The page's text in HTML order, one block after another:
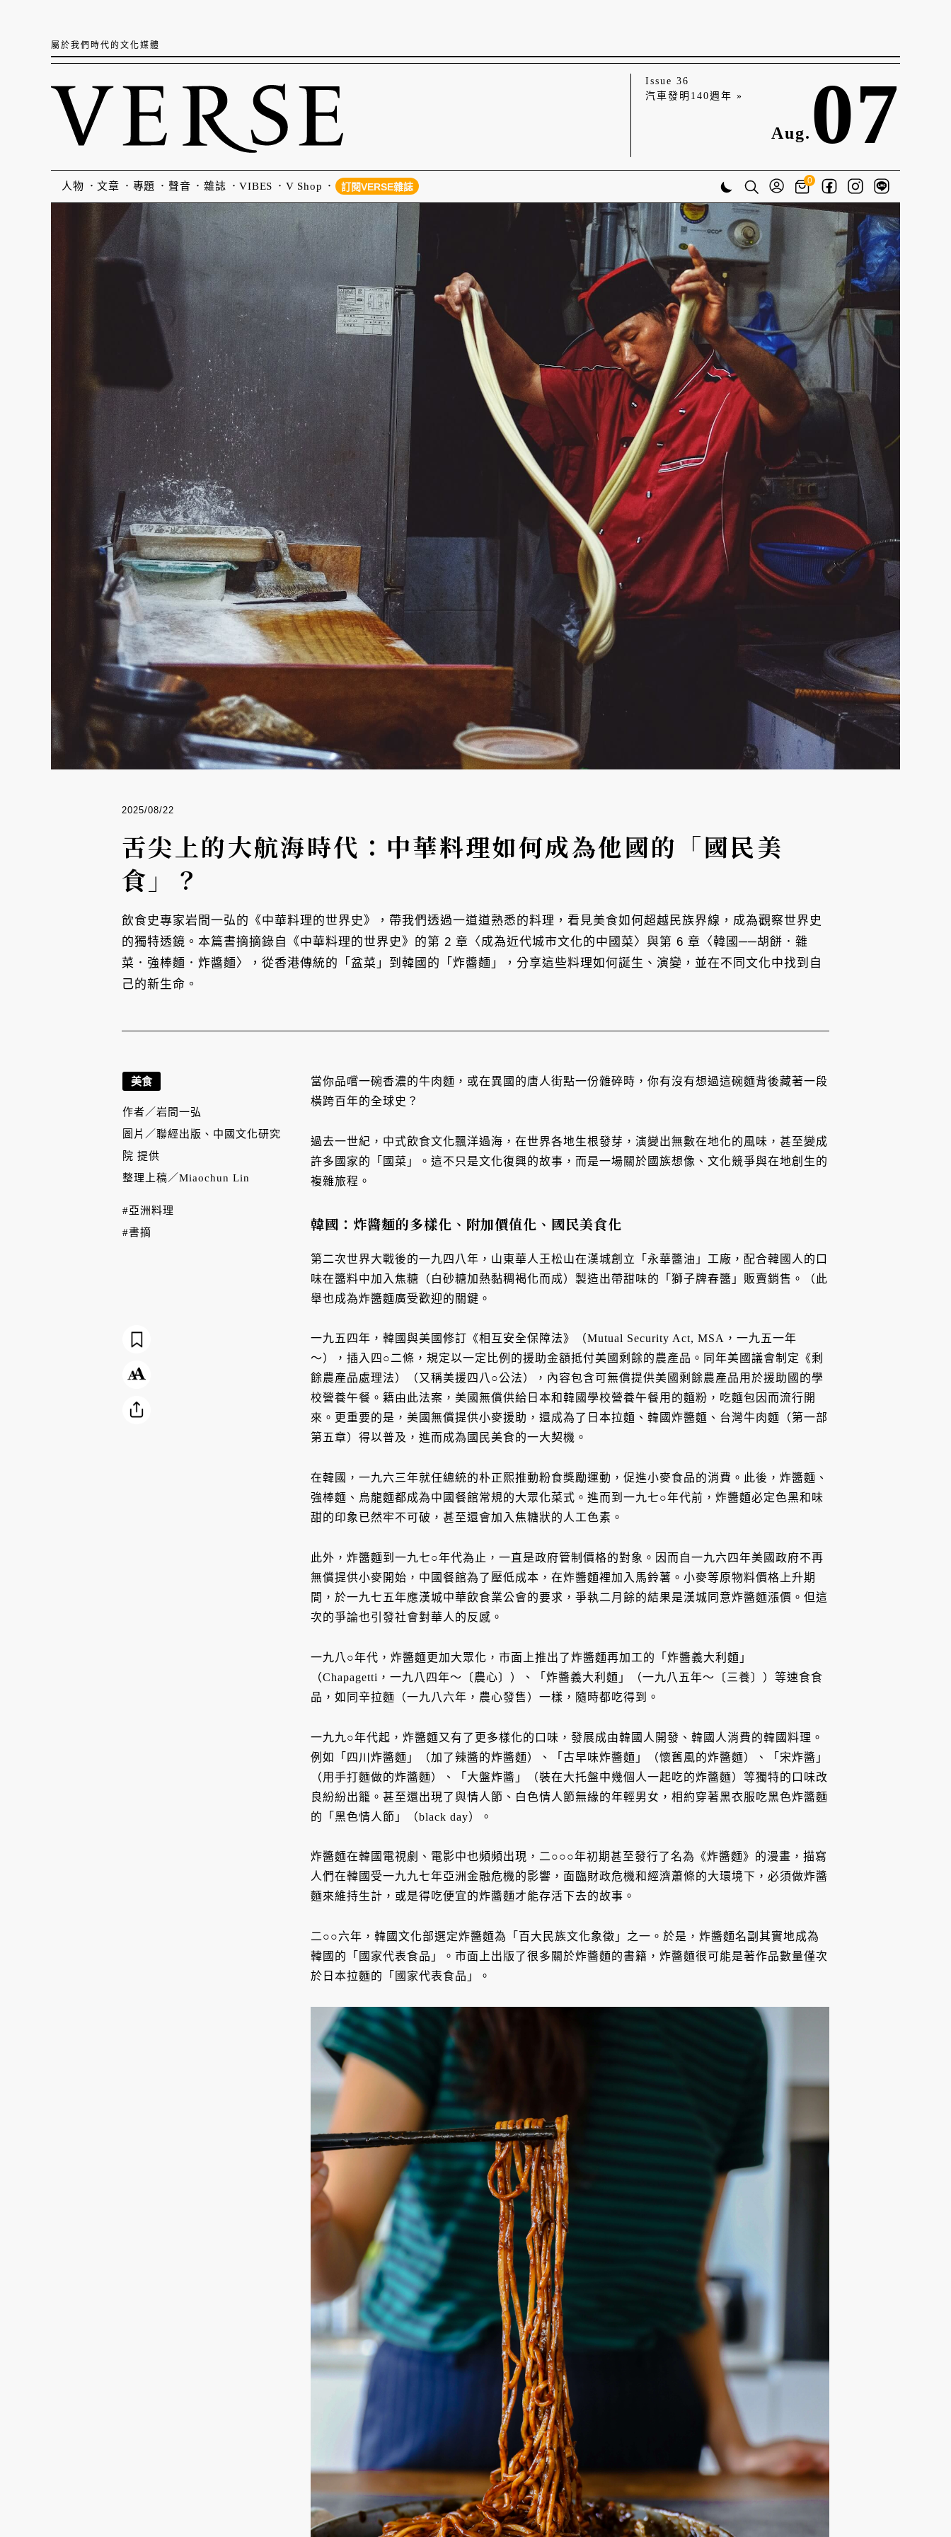
屬於我們時代的文化媒體
Issue 36
汽車發明140週年 »
Aug. 07
人物 文章 專題 聲音 雜誌 VIBES V Shop 訂閱VERSE雜誌
0
2025/08/22
舌尖上的大航海時代：中華料理如何成為他國的「國民美
食」？
飲食史專家岩間一弘的《中華料理的世界史》，帶我們透過一道道熟悉的料理，看見美食如何超越民族界線，成為觀察世界史
的獨特透鏡。本篇書摘摘錄自《中華料理的世界史》的第 2 章〈成為近代城市文化的中國菜〉與第 6 章〈韓國──胡餅．雜
菜．強棒麵．炸醬麵〉，從香港傳統的「盆菜」到韓國的「炸醬麵」，分享這些料理如何誕生、演變，並在不同文化中找到自
己的新生命。
當你品嚐一碗香濃的牛肉麵，或在異國的唐人街點一份雜碎時，你有沒有想過這碗麵背後藏著一段
橫跨百年的全球史？
過去一世紀，中式飲食文化飄洋過海，在世界各地生根發芽，演變出無數在地化的風味，甚至變成
許多國家的「國菜」。這不只是文化復興的故事，而是一場關於國族想像、文化競爭與在地創生的
複雜旅程。
韓國：炸醬麵的多樣化、附加價值化、國民美食化
第二次世界大戰後的一九四八年，山東華人王松山在漢城創立「永華醬油」工廠，配合韓國人的口
味在醬料中加入焦糖（白砂糖加熱黏稠褐化而成）製造出帶甜味的「獅子牌春醬」販賣銷售。（此
舉也成為炸醬麵廣受歡迎的關鍵。
一九五四年，韓國與美國修訂《相互安全保障法》（Mutual Security Act, MSA，一九五一年
～），插入四○二條，規定以一定比例的援助金額抵付美國剩餘的農產品。同年美國議會制定《剩
餘農產品處理法）（又稱美援四八○公法），內容包含可無償提供美國剩餘農產品用於援助國的學
校營養午餐。籍由此法案，美國無償供給日本和韓國學校營養午餐用的麵粉，吃麵包因而流行開
來。更重要的是，美國無償提供小麥援助，還成為了日本拉麵、韓國炸醬麵、台灣牛肉麵（第一部
第五章）得以普及，進而成為國民美食的一大契機。
在韓國，一九六三年就任總統的朴正熙推動粉食獎勵運動，促進小麥食品的消費。此後，炸醬麵、
強棒麵、烏龍麵都成為中國餐館常規的大眾化菜式。進而到一九七○年代前，炸醬麵必定色黑和味
甜的印象已然牢不可破，甚至還會加入焦糖狀的人工色素。
此外，炸醬麵到一九七○年代為止，一直是政府管制價格的對象。因而自一九六四年美國政府不再
無償提供小麥開始，中國餐館為了壓低成本，在炸醬麵裡加入馬鈴薯。小麥等原物料價格上升期
間，於一九七五年應漢城中華飲食業公會的要求，爭執二月餘的結果是漢城同意炸醬麵漲價。但這
次的爭論也引發社會對華人的反感。
一九八○年代，炸醬麵更加大眾化，市面上推出了炸醬麵再加工的「炸醬義大利麵」
（Chapagetti，一九八四年～〔農心〕）、「炸醬義大利麵」（一九八五年～〔三養〕）等速食食
品，如同辛拉麵（一九八六年，農心發售）一樣，隨時都吃得到。
一九九○年代起，炸醬麵又有了更多樣化的口味，發展成由韓國人開發、韓國人消費的韓國料理。
例如「四川炸醬麵」（加了辣醬的炸醬麵）、「古早味炸醬麵」（懷舊風的炸醬麵）、「宋炸醬」
（用手打麵做的炸醬麵）、「大盤炸醬」（裝在大托盤中幾個人一起吃的炸醬麵）等獨特的口味改
良紛紛出籠。甚至還出現了與情人節、白色情人節無緣的年輕男女，相約穿著黑衣服吃黑色炸醬麵
的「黑色情人節」（black day）。
炸醬麵在韓國電視劇、電影中也頻頻出現，二○○○年初期甚至發行了名為《炸醬麵》的漫畫，描寫
人們在韓國受一九九七年亞洲金融危機的影響，面臨財政危機和經濟蕭條的大環境下，必須做炸醬
麵來維持生計，或是得吃便宜的炸醬麵才能存活下去的故事。
二○○六年，韓國文化部選定炸醬麵為「百大民族文化象徵」之一。於是，炸醬麵名副其實地成為
韓國的「國家代表食品」。市面上出版了很多關於炸醬麵的書籍，炸醬麵很可能是著作品數量僅次
於日本拉麵的「國家代表食品」。
美食
作者／岩間一弘
圖片／聯經出版、中國文化研究
院 提供
整理上稿／Miaochun Lin
#亞洲料理
#書摘